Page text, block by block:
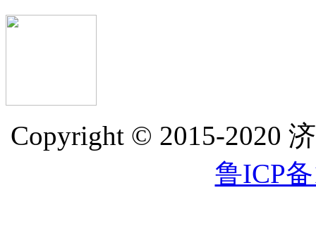
Copyright © 2015-2020
鲁ICP